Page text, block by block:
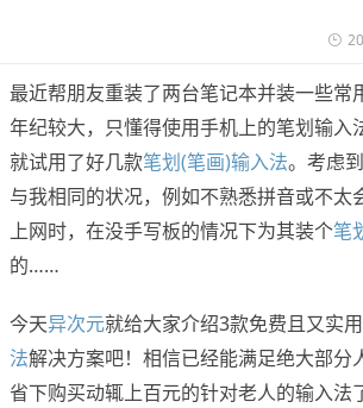
最近帮朋友重装了两台笔记本并装一些常
年纪较大，只懂得使用手机上的笔划输入
就试用了好几款笔划(笔画)输入法。考虑
与我相同的状况，例如不熟悉拼音或不太
上网时，在没手写板的情况下为其装个笔
的……
今天异次元就给大家介绍3款免费且又实
法解决方案吧！相信已经能满足绝大部分
省下购买动辄上百元的针对老人的输入法